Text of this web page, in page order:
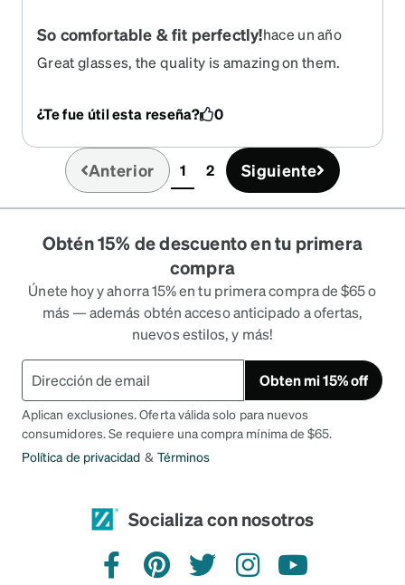
So comfortable & fit perfectly!hace un año
Great glasses, the quality is amazing on them.
¿Te fue útil esta reseña?
0
Anterior 1(current)
2 Siguiente
Obtén 15% de descuento en tu primera
compra
Únete hoy y ahorra 15% en tu primera compra de $65 o
más — además obtén acceso anticipado a ofertas,
nuevos estilos, y más!
Obten mi 15% off
Aplican exclusiones. Oferta válida solo para nuevos
consumidores. Se requiere una compra mínima de $65.
Política de privacidad & Términos
Socializa con nosotros
FacebookPinterestTwitterInstagramYouTube